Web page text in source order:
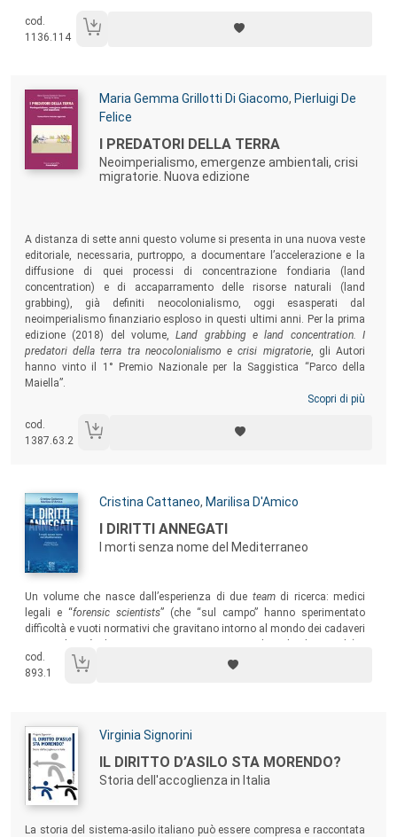
comunitaria volto alla creazione del Sistema Europeo Comune d’Asilo.
cod.
1136.114
Autori:
Maria Gemma Grillotti Di Giacomo, Pierluigi De
Felice
Titolo:
I PREDATORI DELLA TERRA
Neoimperialismo, emergenze ambientali, crisi
migratorie. Nuova edizione
A distanza di sette anni questo volume si presenta in una nuova veste
editoriale, necessaria, purtroppo, a documentare l’accelerazione e la
diffusione di quei processi di concentrazione fondiaria (land
concentration) e di accaparramento delle risorse naturali (land
grabbing), già definiti neocolonialismo, oggi esasperati dal
neoimperialismo finanziario esploso in questi ultimi anni. Per la prima
edizione (2018) del volume,Land grabbing e land concentration. I
predatori della terra tra neocolonialismo e crisi migratorie, gli Autori
hanno vinto il 1° Premio Nazionale per la Saggistica “Parco della
Maiella”.
Scopri di più
cod.
1387.63.2
Autori:
Cristina Cattaneo, Marilisa D'Amico
Titolo:
I DIRITTI ANNEGATI
I morti senza nome del Mediterraneo
Sommario:
Un volume che nasce dall’esperienza di due teamdi ricerca: medici
legali e “forensic scientists” (che “sul campo” hanno sperimentato
difficoltà e vuoti normativi che gravitano intorno al mondo dei cadaveri
giuristi (che cercano di fornire risposte e soluzioni ad alcune delle
problematiche emerse e connesse al tema delle migrazioni verso
cod.
893.1
Autori:
Virginia Signorini
Titolo:
IL DIRITTO D’ASILO STA MORENDO?
Storia dell'accoglienza in Italia
La storia del sistema-asilo italiano può essere compresa e raccontata